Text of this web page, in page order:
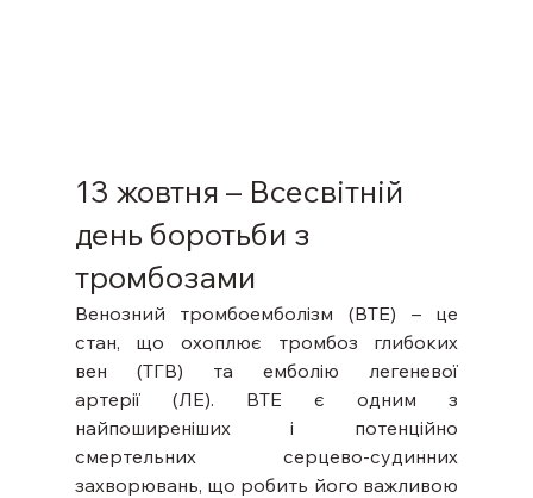
13 жовтня – Всесвітній
день боротьби з
тромбозами
Венозний тромбоемболізм (ВТЕ) – це
стан, що охоплює тромбоз глибоких
вен (ТГВ) та емболію легеневої
артерії (ЛЕ). ВТЕ є одним з
найпоширеніших і потенційно
смертельних серцево-судинних
захворювань, що робить його важливою